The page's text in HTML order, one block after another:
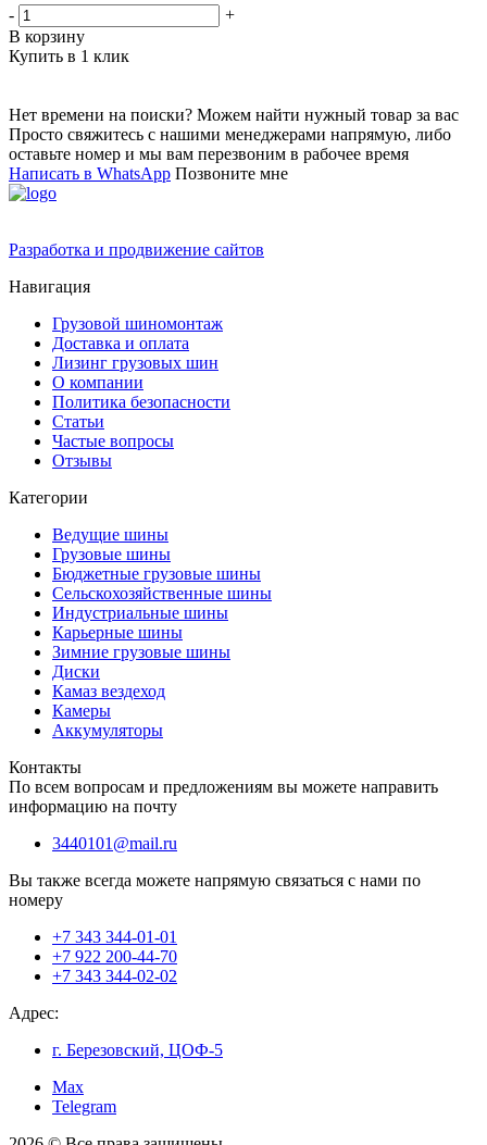
-
+
В корзину
Купить в 1 клик
Нет времени на поиски? Можем найти нужный товар за вас
Просто свяжитесь с нашими менеджерами напрямую, либо
оставьте номер и мы вам перезвоним в рабочее время
Написать в WhatsApp Позвоните мне
Разработка и продвижение сайтов
Навигация
Грузовой шиномонтаж
Доставка и оплата
Лизинг грузовых шин
О компании
Политика безопасности
Статьи
Частые вопросы
Отзывы
Категории
Ведущие шины
Грузовые шины
Бюджетные грузовые шины
Сельскохозяйственные шины
Индустриальные шины
Карьерные шины
Зимние грузовые шины
Диски
Камаз вездеход
Камеры
Аккумуляторы
Контакты
По всем вопросам и предложениям вы можете направить
информацию на почту
3440101@mail.ru
Вы также всегда можете напрямую связаться с нами по
номеру
+7 343 344-01-01
+7 922 200-44-70
+7 343 344-02-02
Адрес:
г. Березовский, ЦОФ-5
Max
Telegram